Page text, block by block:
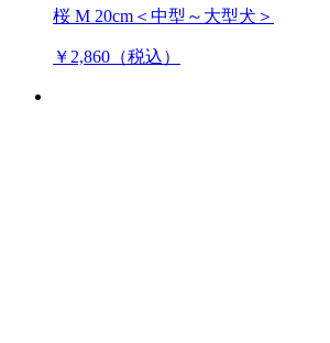
桜 M 20cm＜中型～大型犬＞
￥2,860（税込）